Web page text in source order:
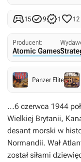
1591 12
Producent:
Atomic Games
Panzer Elite
...6 czerwca 1944
Wielkiej Brytanii,
desant morski w
Normandii. Wał
został siłami